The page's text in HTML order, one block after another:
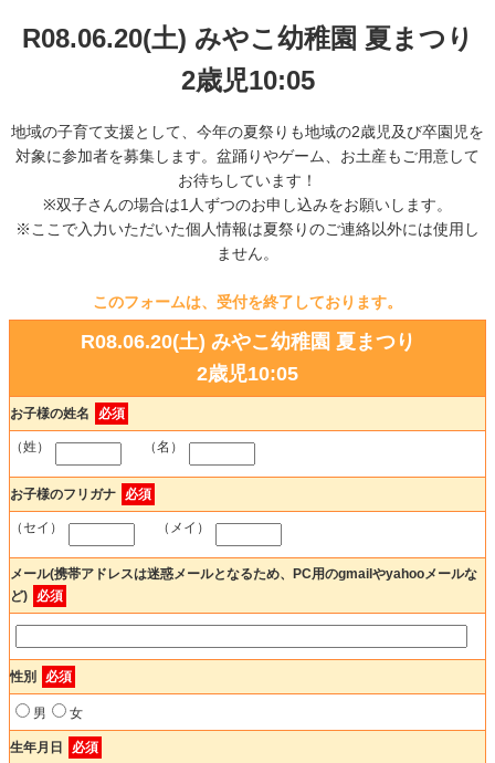
R08.06.20(土) みやこ幼稚園 夏まつり
2歳児10:05
地域の子育て支援として、今年の夏祭りも地域の2歳児及び卒園児を
対象に参加者を募集します。盆踊りやゲーム、お土産もご用意して
お待ちしています！
※双子さんの場合は1人ずつのお申し込みをお願いします。
※ここで入力いただいた個人情報は夏祭りのご連絡以外には使用し
ません。
このフォームは、受付を終了しております。
R08.06.20(土) みやこ幼稚園 夏まつり
2歳児10:05
お子様の姓名 必須
（姓） （名）
お子様のフリガナ 必須
（セイ） （メイ）
メール(携帯アドレスは迷惑メールとなるため、PC用のgmailやyahooメールな
ど)
必須
性別 必須
男 女
生年月日 必須